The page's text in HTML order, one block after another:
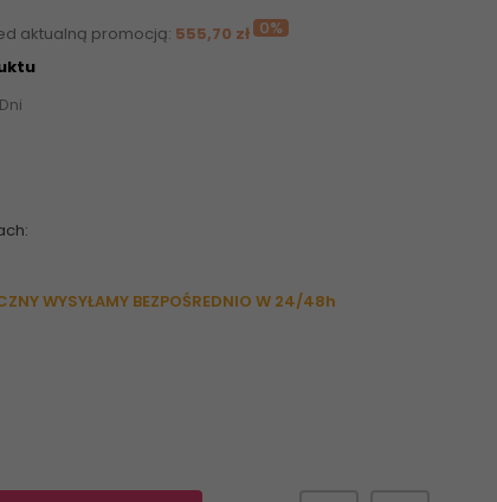
aktualną promocją: 555,70 zł 0%
WYSYŁAMY BEZPOŚREDNIO W 24/48h